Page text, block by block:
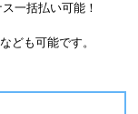
一括払い可能！
ども可能です。